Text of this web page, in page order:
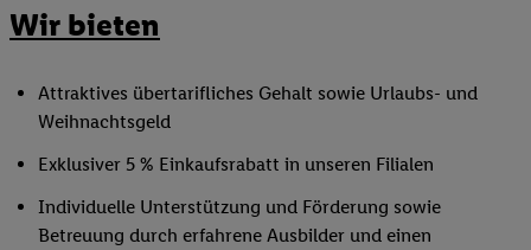
Wir bieten
Attraktives übertarifliches Gehalt sowie Urlaubs- und
Weihnachtsgeld
Exklusiver 5 % Einkaufsrabatt in unseren Filialen
Individuelle Unterstützung und Förderung sowie
Betreuung durch erfahrene Ausbilder und einen